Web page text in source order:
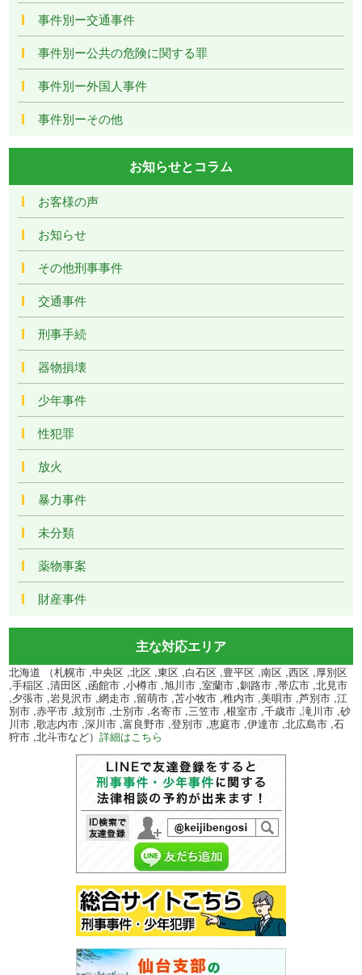
事件別ー交通事件
事件別ー公共の危険に関する罪
事件別ー外国人事件
事件別ーその他
お知らせとコラム
お客様の声
お知らせ
その他刑事事件
交通事件
刑事手続
器物損壊
少年事件
性犯罪
放火
暴力事件
未分類
薬物事案
財産事件
主な対応エリア
北海道 （札幌市 ,中央区 ,北区 ,東区 ,白石区 ,豊平区 ,南区 ,西区 ,厚別区
,手稲区 ,清田区 ,函館市 ,小樽市 ,旭川市 ,室蘭市 ,釧路市 ,帯広市 ,北見市
,夕張市 ,岩見沢市 ,網走市 ,留萌市 ,苫小牧市 ,稚内市 ,美唄市 ,芦別市 ,江
別市 ,赤平市 ,紋別市 ,士別市 ,名寄市 ,三笠市 ,根室市 ,千歳市 ,滝川市 ,砂
川市 ,歌志内市 ,深川市 ,富良野市 ,登別市 ,恵庭市 ,伊達市 ,北広島市 ,石
狩市 ,北斗市など）詳細はこちら